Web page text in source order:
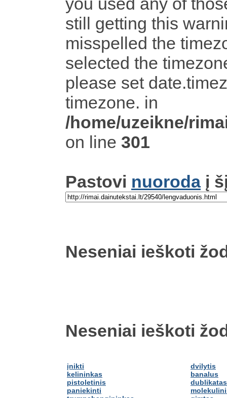
still getting this
misspelled the
selected the
please set
timezone. in
/home/uzeikne/
on line 301
Pastovi nuorodaį
Neseniai ieškoti
Neseniai ieškoti
įnikti
kelininkas
pistoletinis
paniekinti
dvilytis
banalus
dublikatas